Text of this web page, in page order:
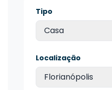
Tipo
Casa
Localização
Florianópolis